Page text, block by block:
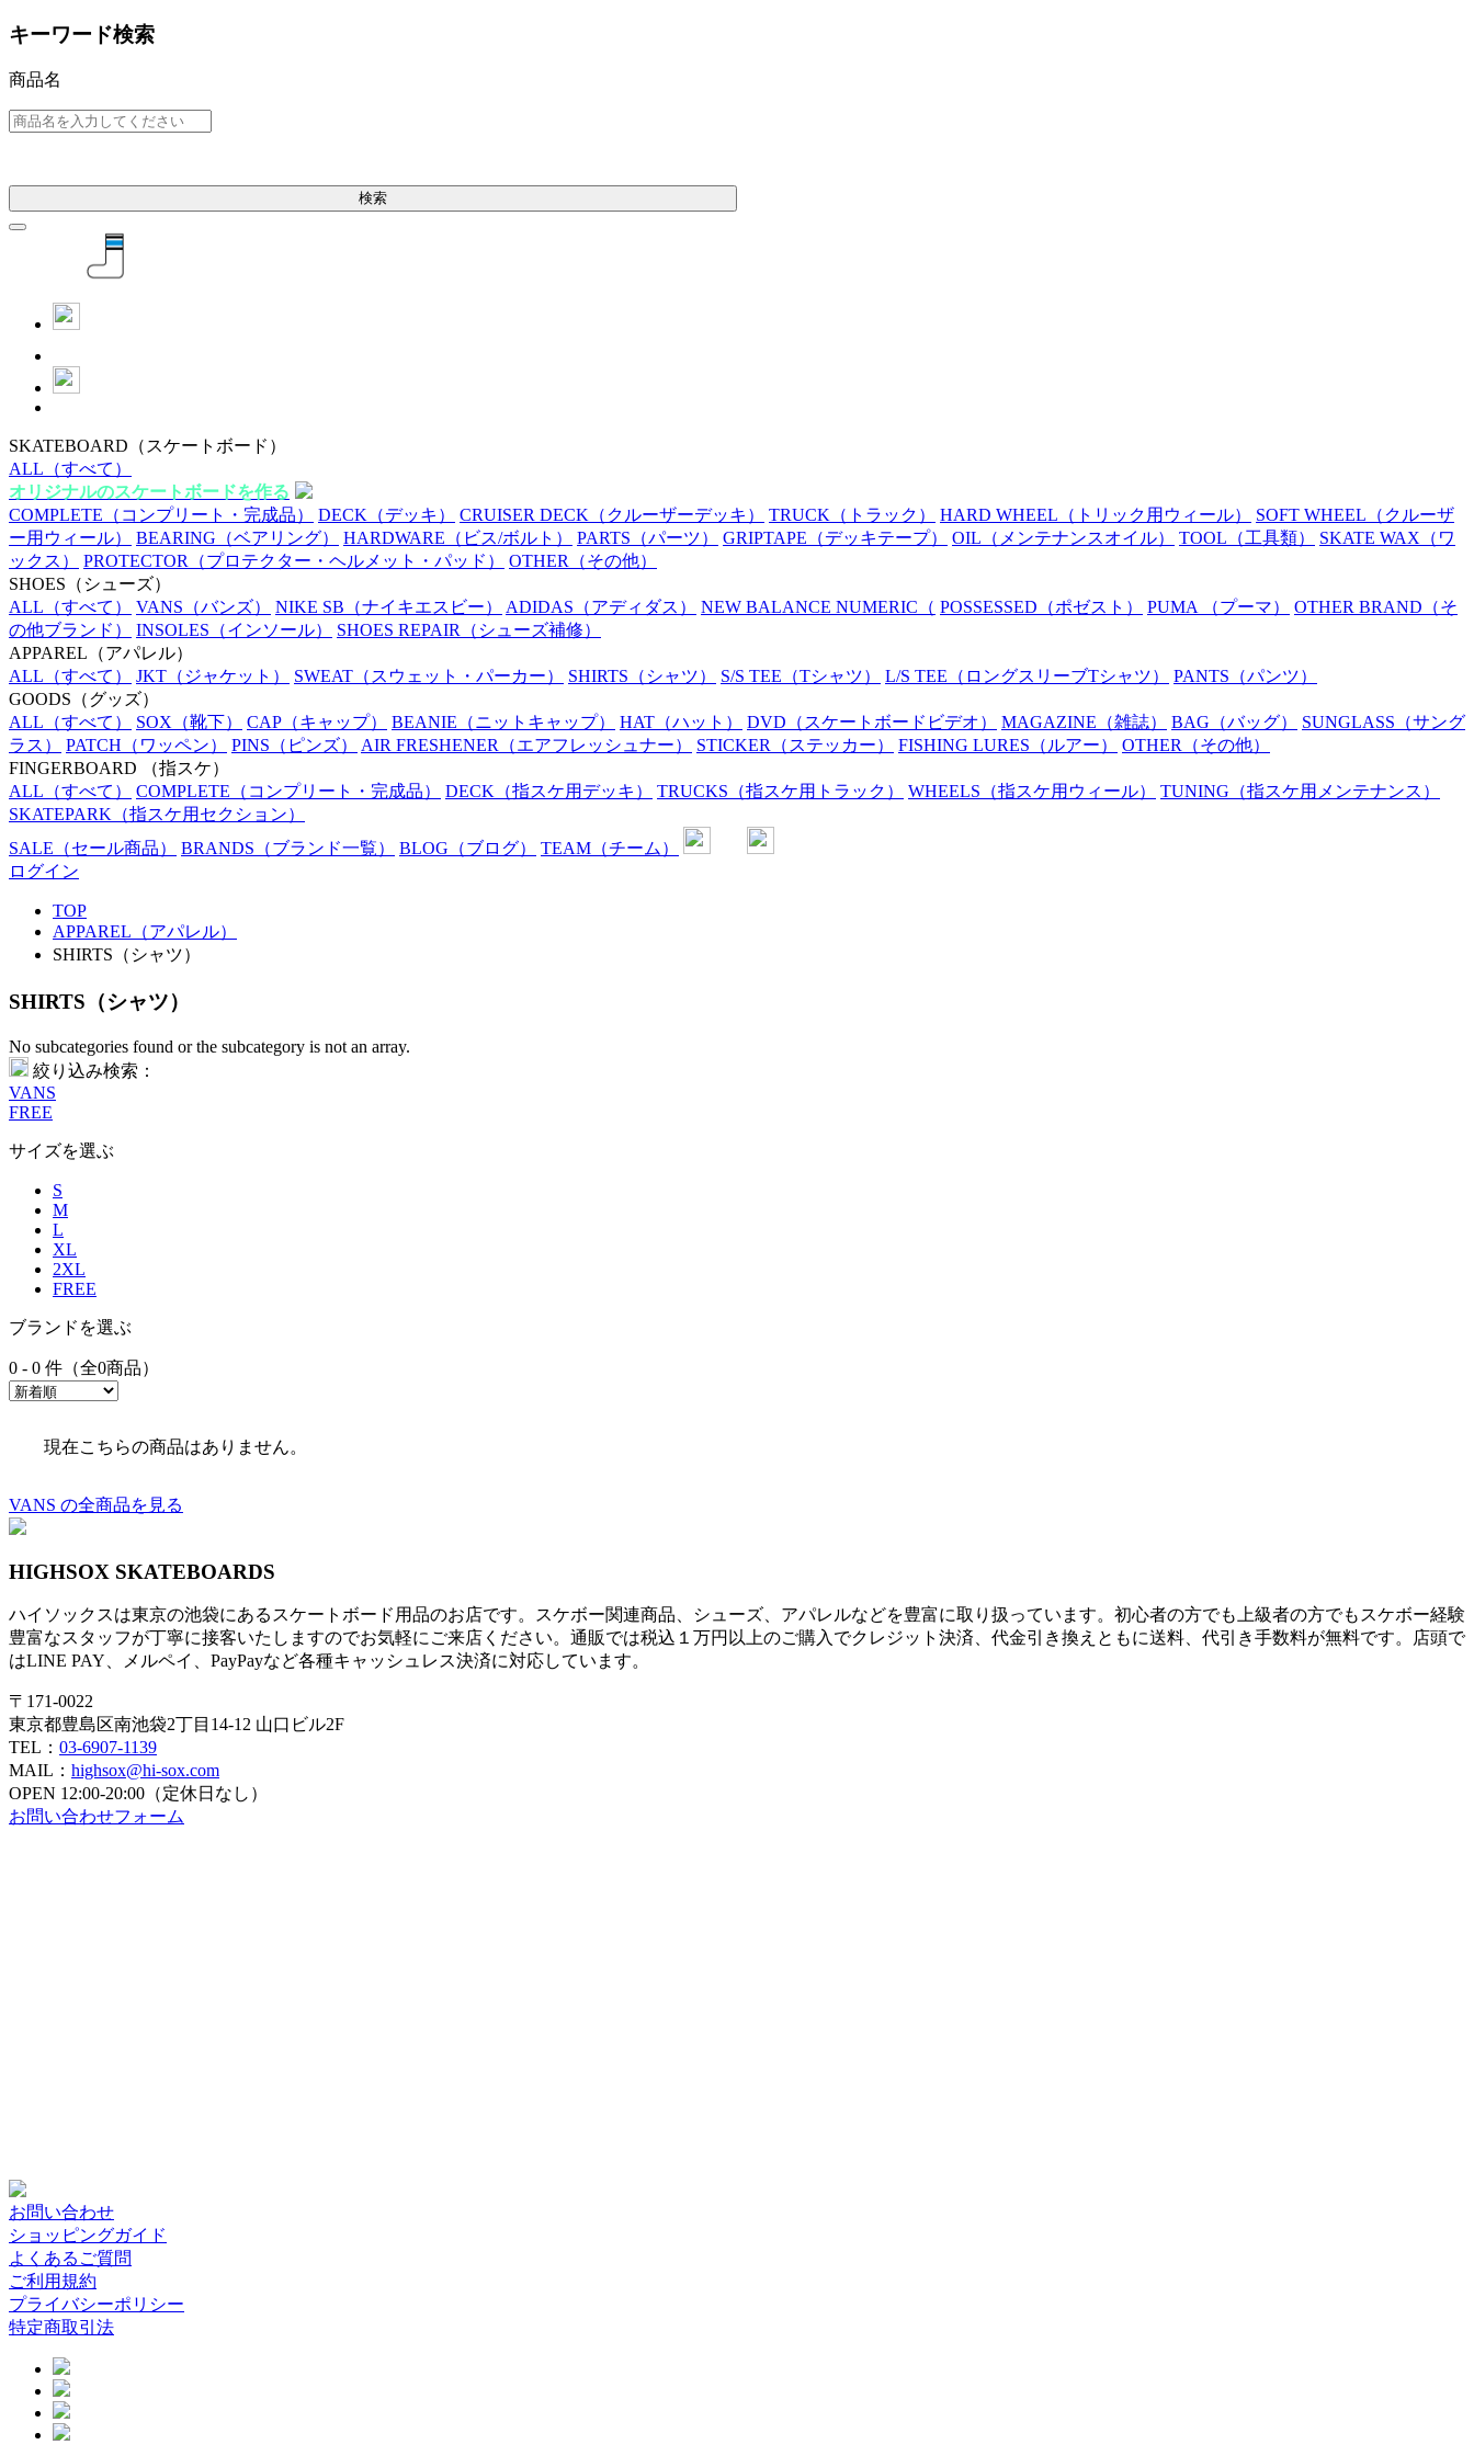
キーワード検索
商品名
検索
SKATEBOARD （スケートボード）
ALL （すべて）
オリジナルのスケートボードを作る
COMPLETE （コンプリート・完成品） DECK （デッキ） CRUISER DECK （クルーザーデッキ） TRUCK （トラック） HARD WHEEL （トリック用ウィール） SOFT WHEEL （クルーザ
ー用ウィール）
BEARING （ベアリング） HARDWARE （ビス/ボルト） PARTS （パーツ） GRIPTAPE （デッキテープ） OIL （メンテナンスオイル） TOOL （工具類） SKATE WAX （ワ
ックス）
PROTECTOR （プロテクター・ヘルメット・パッド） OTHER （その他）
SHOES （シューズ）
ALL （すべて） VANS （バンズ） NIKE SB （ナイキエスビー） ADIDAS （アディダス） NEW BALANCE NUMERIC （ POSSESSED （ポゼスト） PUMA （プーマ） OTHER BRAND （そ
の他ブランド）
INSOLES （インソール） SHOES REPAIR （シューズ補修）
APPAREL （アパレル）
ALL （すべて） JKT （ジャケット） SWEAT （スウェット・パーカー） SHIRTS （シャツ） S/S TEE （Tシャツ） L/S TEE （ロングスリーブTシャツ） PANTS （パンツ）
GOODS （グッズ）
ALL （すべて） SOX （靴下） CAP （キャップ） BEANIE （ニットキャップ） HAT （ハット） DVD （スケートボードビデオ） MAGAZINE （雑誌） BAG （バッグ） SUNGLASS （サング
ラス）
PATCH （ワッペン） PINS （ピンズ） AIR FRESHENER （エアフレッシュナー） STICKER （ステッカー） FISHING LURES （ルアー） OTHER （その他）
FINGERBOARD
（指スケ）
ALL （すべて） COMPLETE （コンプリート・完成品） DECK （指スケ用デッキ） TRUCKS （指スケ用トラック） WHEELS （指スケ用ウィール） TUNING （指スケ用メンテナンス）
SKATEPARK （指スケ用セクション）
SALE （セール商品） BRANDS （ブランド一覧） BLOG （ブログ） TEAM （チーム）
ログイン
TOP
APPAREL（アパレル）
SHIRTS（シャツ）
SHIRTS（シャツ）
No subcategories found or the subcategory is not an array.
絞り込み検索：
VANS
FREE
サイズを選ぶ
S
M
L
XL
2XL
FREE
ブランドを選ぶ
0 - 0 件（全0商品）
現在こちらの商品はありません。
VANS の全商品を見る
HIGHSOX SKATEBOARDS
ハイソックスは東京の池袋にあるスケートボード用品のお店です。スケボー関連商品、シューズ、アパレルなどを豊富に取り扱っています。初心者の方でも上級者の方でもスケボー経験
豊富なスタッフが丁寧に接客いたしますのでお気軽にご来店ください。通販では税込１万円以上のご購入でクレジット決済、代金引き換えともに送料、代引き手数料が無料です。店頭で
はLINE PAY、メルペイ、PayPayなど各種キャッシュレス決済に対応しています。
〒171-0022
東京都豊島区南池袋2丁目14-12 山口ビル2F
TEL： 03-6907-1139
MAIL： highsox@hi-sox.com
OPEN 12:00-20:00（定休日なし）
お問い合わせフォーム
お問い合わせ
ショッピングガイド
よくあるご質問
ご利用規約
プライバシーポリシー
特定商取引法